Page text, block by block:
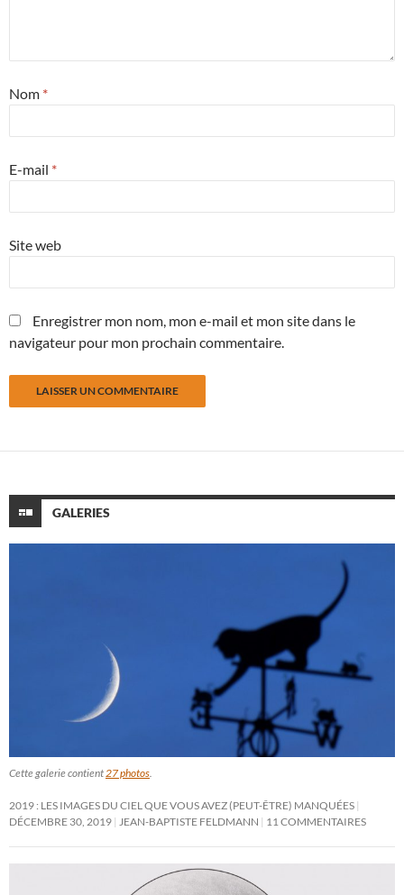
Nom *
E-mail *
Site web
Enregistrer mon nom, mon e-mail et mon site dans le
navigateur pour mon prochain commentaire.
GALERIES
Cette galerie contient 27 photos
2019 : LES IMAGES DU CIEL QUE VOUS AVEZ (PEUT-ÊTRE) MANQUÉES
DÉCEMBRE 30, 2019
JEAN-BAPTISTE FELDMANN 11 COMMENTAIRES